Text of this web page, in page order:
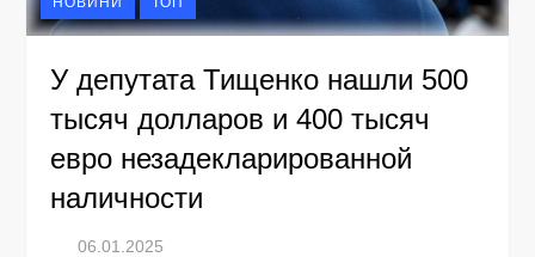
У депутата Тищенко нашли 500
тысяч долларов и 400 тысяч
евро незадекларированной
наличности